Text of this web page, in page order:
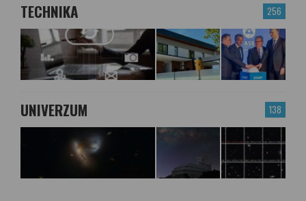
256
TECHNIKA
138
UNIVERZUM